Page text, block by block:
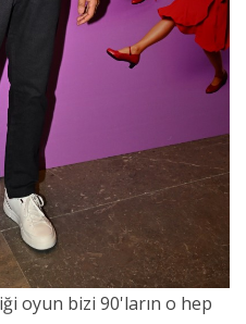
oyun bizi 90'ların o hep